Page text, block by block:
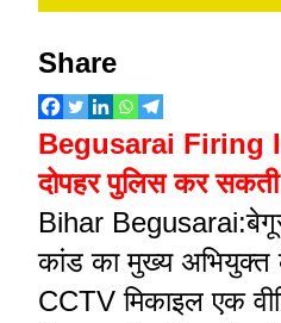
Share
Begusarai Firing
दोपहर पुलिस कर
Bihar
कांड का मुख्य अभियुक्त
CCTV मिकाइल एक